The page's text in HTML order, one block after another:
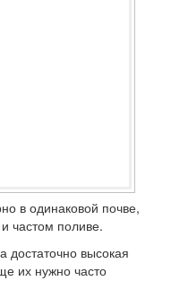
в одинаковой почве,
частом поливе.
достаточно высокая
их нужно часто